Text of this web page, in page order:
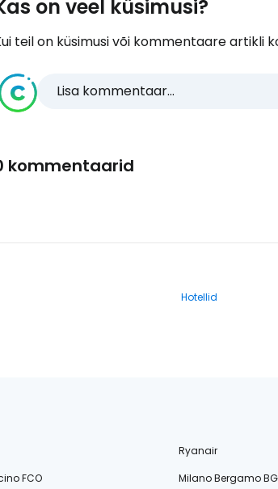
on veel küsimusi?
teil on küsimusi või kommentaare artikli
Lisa kommentaar...
kommentaarid
Hotellid
Ryanair
FCO
Milano Bergamo